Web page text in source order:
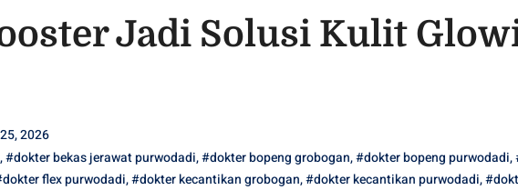
Jadi Solusi Kulit
2026
,#dokter bekas jerawat purwodadi,#dokter bopeng grobogan,#dokter bopeng purwodadi,
flex purwodadi,#dokter kecantikan grobogan,#dokter kecantikan purwodadi,